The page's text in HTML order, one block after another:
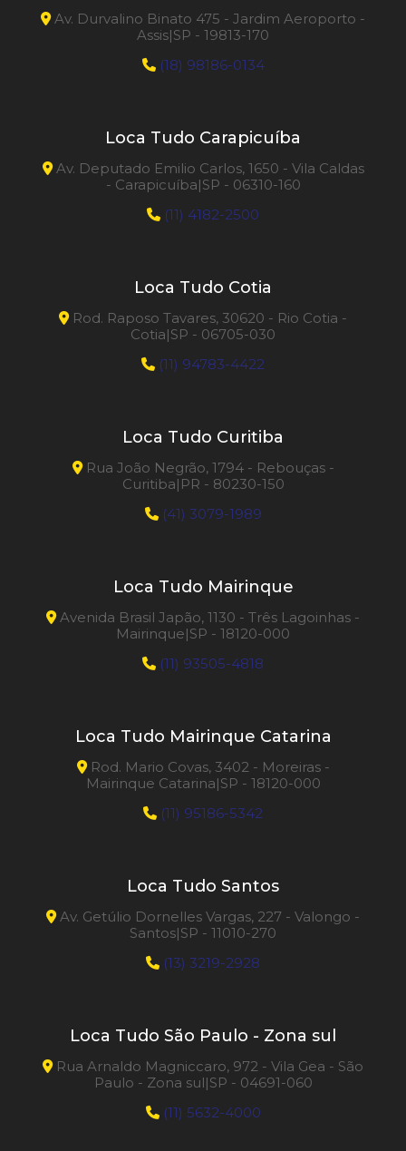
Av. Durvalino Binato 475 - Jardim Aeroporto -
Assis|SP - 19813-170
(18) 98186-0134
Loca Tudo Carapicuíba
Av. Deputado Emilio Carlos, 1650 - Vila Caldas
- Carapicuíba|SP - 06310-160
(11) 4182-2500
Loca Tudo Cotia
Rod. Raposo Tavares, 30620 - Rio Cotia -
Cotia|SP - 06705-030
(11) 94783-4422
Loca Tudo Curitiba
Rua João Negrão, 1794 - Rebouças -
Curitiba|PR - 80230-150
(41) 3079-1989
Loca Tudo Mairinque
Avenida Brasil Japão, 1130 - Três Lagoinhas -
Mairinque|SP - 18120-000
(11) 93505-4818
Loca Tudo Mairinque Catarina
Rod. Mario Covas, 3402 - Moreiras -
Mairinque Catarina|SP - 18120-000
(11) 95186-5342
Loca Tudo Santos
Av. Getúlio Dornelles Vargas, 227 - Valongo -
Santos|SP - 11010-270
(13) 3219-2928
Loca Tudo São Paulo - Zona sul
Rua Arnaldo Magniccaro, 972 - Vila Gea - São
Paulo - Zona sul|SP - 04691-060
(11) 5632-4000